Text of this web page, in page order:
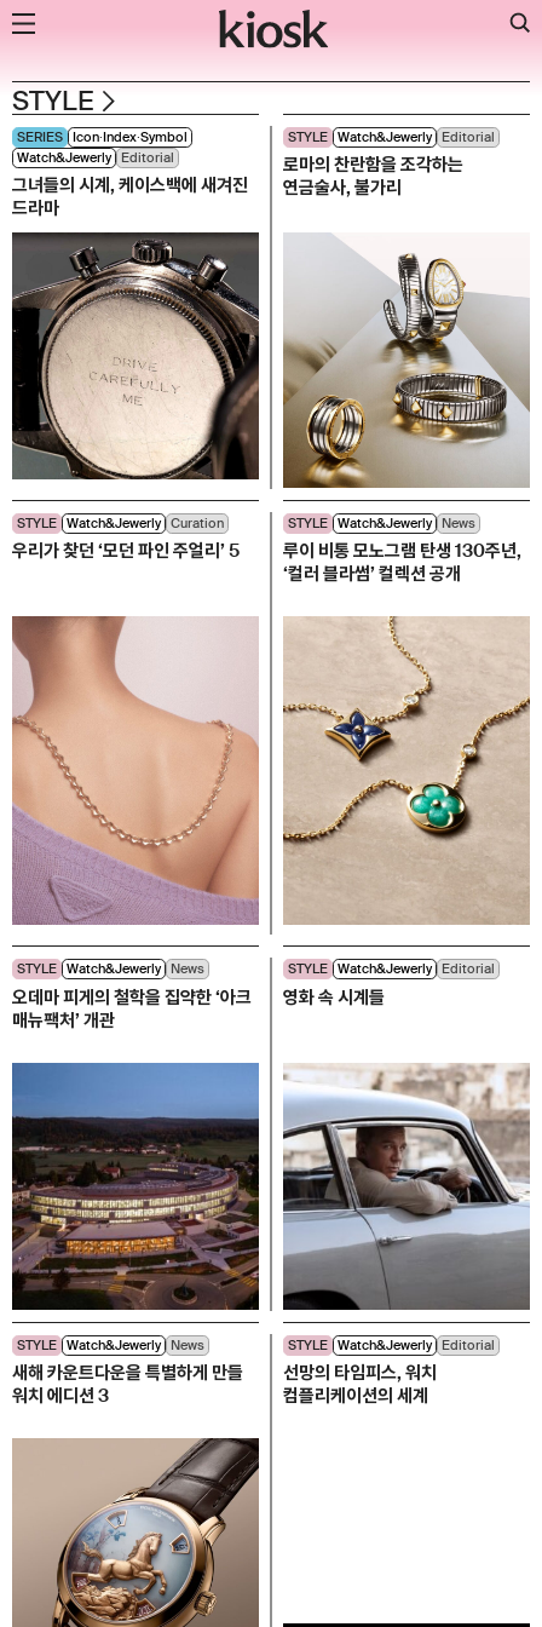
Skip
to
content
STYLE
SERIES Icon∙Index∙Symbol
Watch&Jewerly
Editorial
그녀들의 시계, 케이스백에 새겨진
드라마
STYLE Watch&Jewerly Editorial
로마의 찬란함을 조각하는
연금술사, 불가리
STYLE Watch&Jewerly Curation
우리가 찾던 ‘모던 파인 주얼리’ 5
STYLE Watch&Jewerly News
루이 비통 모노그램 탄생 130주년,
‘컬러 블라썸’ 컬렉션 공개
STYLE Watch&Jewerly News
오데마 피게의 철학을 집약한 ‘아크
매뉴팩처’ 개관
STYLE Watch&Jewerly Editorial
영화 속 시계들
STYLE Watch&Jewerly News
새해 카운트다운을 특별하게 만들
워치 에디션 3
STYLE Watch&Jewerly Editorial
선망의 타임피스, 워치
컴플리케이션의 세계